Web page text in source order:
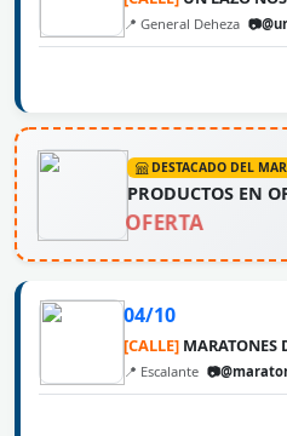
📍 General Deheza
DESTACADO DEL
PRODUCTOS EN
OFERTA
04/10
[CALLE] MARATONES
📍 Escalante